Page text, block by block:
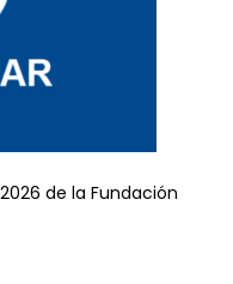
de la Fundación